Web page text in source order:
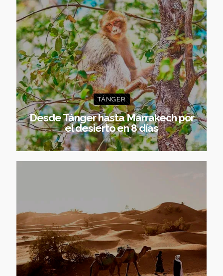
TÁNGER
Desde Tánger hasta Marrakech por
el desierto en 8 días